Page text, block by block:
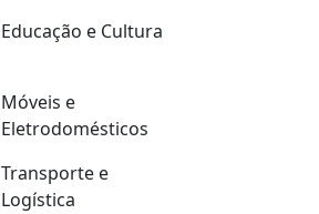
Educação e Cultura
Móveis e
Eletrodomésticos
Transporte e
Logística